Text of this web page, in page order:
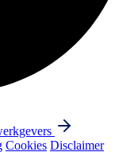
Cookies Disclaimer